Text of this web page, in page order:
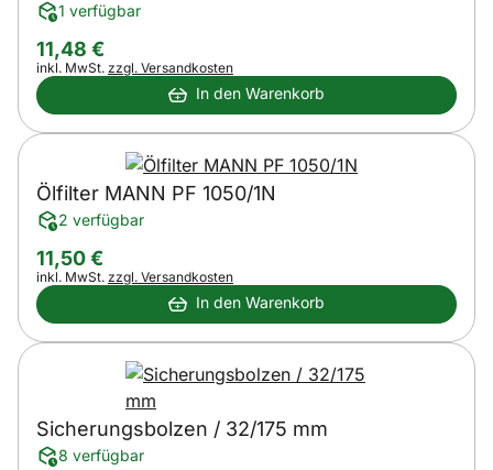
1 verfügbar
11,48 €
Steuerhinweis:
inkl. MwSt. zzgl. Versandkosten
In den Warenkorb
Ölfilter MANN PF 1050/1N
2 verfügbar
11,50€
Steuerhinweis:
inkl. MwSt. zzgl. Versandkosten
In den Warenkorb
Sicherungsbolzen / 32/175 mm
8 verfügbar